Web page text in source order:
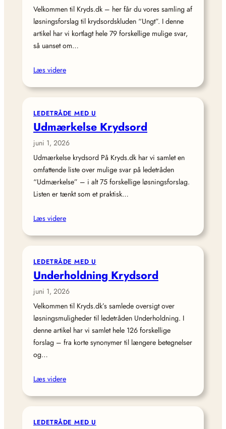
Velkommen til Kryds.dk – her får du vores samling af
løsningsforslag til krydsordskluden “Ungt”. I denne
artikel har vi kortlagt hele 79 forskellige mulige svar,
så uanset om…
Læs videre
LEDETRÅDE MED U
Udmærkelse Krydsord
juni 1, 2026
Udmærkelse krydsord På Kryds.dk har vi samlet en
omfattende liste over mulige svar på ledetråden
“Udmærkelse” – i alt 75 forskellige løsningsforslag.
Listen er tænkt som et praktisk…
Læs videre
LEDETRÅDE MED U
Underholdning Krydsord
juni 1, 2026
Velkommen til Kryds.dk’s samlede oversigt over
løsningsmuligheder til ledetråden Underholdning. I
denne artikel har vi samlet hele 126 forskellige
forslag – fra korte synonymer til længere betegnelser
og…
Læs videre
LEDETRÅDE MED U